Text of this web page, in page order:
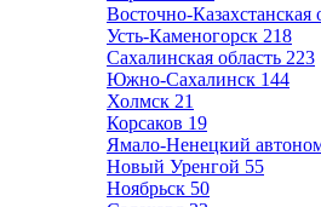
Восточно-Казахстанская
Усть-Каменогорск 218
Сахалинская область 223
Южно-Сахалинск 144
Холмск 21
Корсаков 19
Ямало-Ненецкий
Новый Уренгой 55
Ноябрьск 50